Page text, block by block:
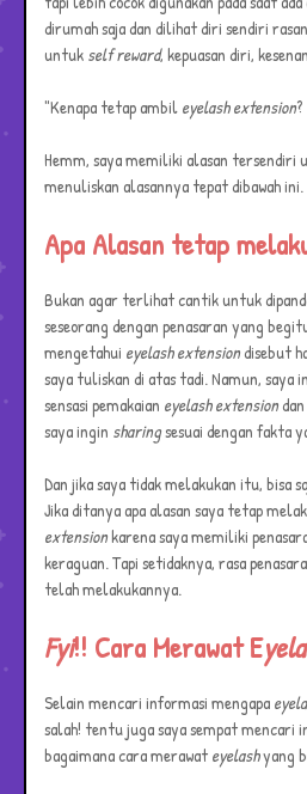
dirumah saja dan dilihat diri sendiri
untukself reward, kepuasan diri,
"Kenapa tetap ambileyelash extension?
Hemm, saya memiliki alasan tersendiri
menuliskan alasannya tepat dibawah ini.
Apa Alasan tetap
Bukan agar terlihat cantik untuk
seseorang dengan penasaran yang
mengetahui eyelash extensiondisebut
saya tuliskan di atas tadi. Namun, saya
sensasi pemakaian eyelash extension
saya ingin sharingsesuai dengan fakta
Dan jika saya tidak melakukan itu, bisa
Jika ditanya apa alasan saya tetap
extensionkarena saya memiliki
keraguan. Tapi setidaknya, rasa
telah melakukannya.
Fyi!! Cara Merawat E
Selain mencari informasi mengapa
salah! tentu juga saya sempat mencari
bagaimana cara merawateyelashyang